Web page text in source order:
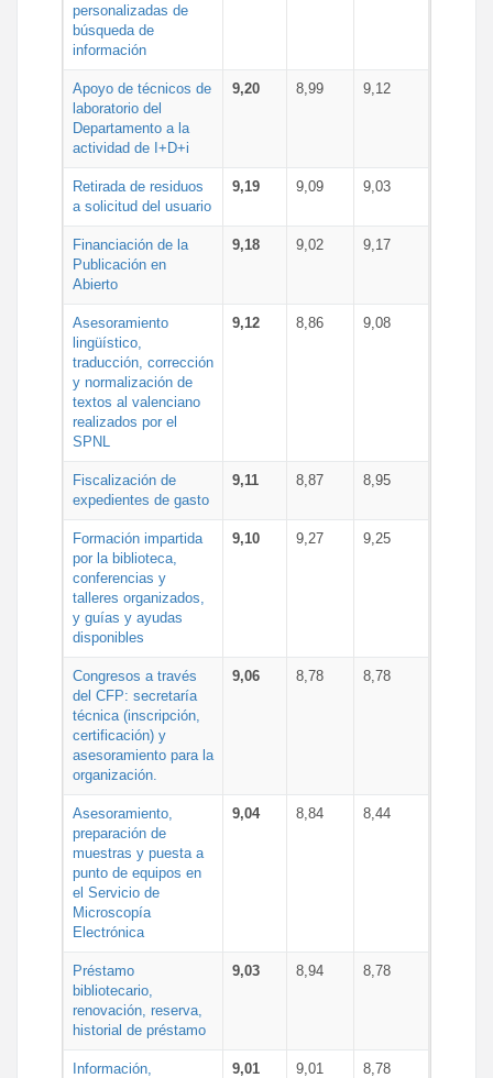
personalizadas de
búsqueda de
información
Apoyo de técnicos de
laboratorio del
Departamento a la
actividad de I+D+i
9,20 8,99 9,12
Retirada de residuos
a solicitud del usuario
9,19 9,09 9,03
Financiación de la
Publicación en
Abierto
9,18 9,02 9,17
Asesoramiento
lingüístico,
traducción, corrección
y normalización de
textos al valenciano
realizados por el
SPNL
9,12 8,86 9,08
Fiscalización de
expedientes de gasto
9,11 8,87 8,95
Formación impartida
por la biblioteca,
conferencias y
talleres organizados,
y guías y ayudas
disponibles
9,10 9,27 9,25
Congresos a través
del CFP: secretaría
técnica (inscripción,
certificación) y
asesoramiento para la
organización.
9,06 8,78 8,78
Asesoramiento,
preparación de
muestras y puesta a
punto de equipos en
el Servicio de
Microscopía
Electrónica
9,04 8,84 8,44
Préstamo
bibliotecario,
renovación, reserva,
historial de préstamo
9,03 8,94 8,78
Información,
9,01 9,01 8,78